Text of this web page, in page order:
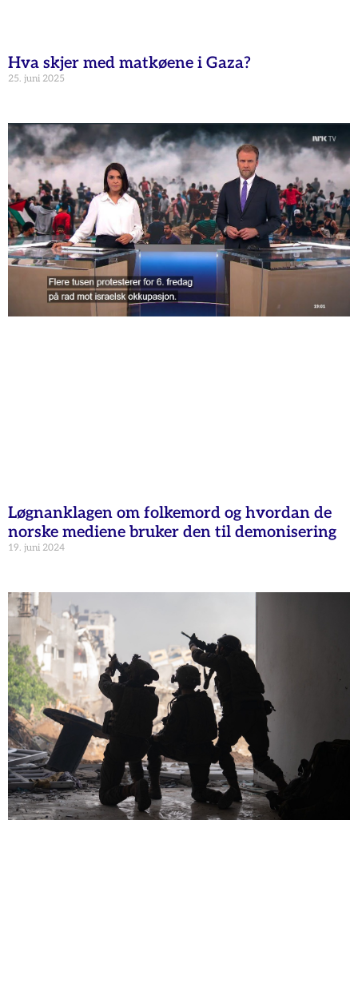
Hva skjer med matkøene i Gaza?
25. juni 2025
Løgnanklagen om folkemord og hvordan de
norske mediene bruker den til demonisering
19. juni 2024